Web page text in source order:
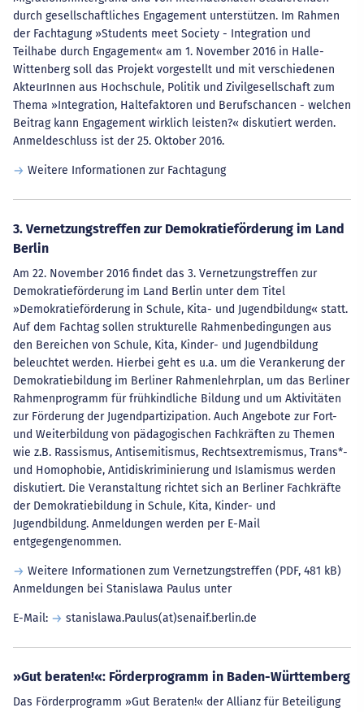
durch gesellschaftliches Engagement unterstützen. Im Rahmen
der Fachtagung »Students meet Society - Integration und
Teilhabe durch Engagement« am 1. November 2016 in Halle-
Wittenberg soll das Projekt vorgestellt und mit verschiedenen
AkteurInnen aus Hochschule, Politik und Zivilgesellschaft zum
Thema »Integration, Haltefaktoren und Berufschancen - welchen
Beitrag kann Engagement wirklich leisten?« diskutiert werden.
Anmeldeschluss ist der 25. Oktober 2016.
Weitere Informationen zur Fachtagung
3. Vernetzungstreffen zur Demokratieförderung im Land
Berlin
Am 22. November 2016 findet das 3. Vernetzungstreffen zur
Demokratieförderung im Land Berlin unter dem Titel
»Demokratieförderung in Schule, Kita- und Jugendbildung« statt.
Auf dem Fachtag sollen strukturelle Rahmenbedingungen aus
den Bereichen von Schule, Kita, Kinder- und Jugendbildung
beleuchtet werden. Hierbei geht es u.a. um die Verankerung der
Demokratiebildung im Berliner Rahmenlehrplan, um das Berliner
Rahmenprogramm für frühkindliche Bildung und um Aktivitäten
zur Förderung der Jugendpartizipation. Auch Angebote zur Fort-
und Weiterbildung von pädagogischen Fachkräften zu Themen
wie z.B. Rassismus, Antisemitismus, Rechtsextremismus, Trans*-
und Homophobie, Antidiskriminierung und Islamismus werden
diskutiert. Die Veranstaltung richtet sich an Berliner Fachkräfte
der Demokratiebildung in Schule, Kita, Kinder- und
Jugendbildung. Anmeldungen werden per E-Mail
entgegengenommen.
Weitere Informationen zum Vernetzungstreffen (PDF, 481 kB)
Anmeldungen bei Stanislawa Paulus unter
E-Mail: stanislawa.Paulus(at)senaif.berlin.de
»Gut beraten!«: Förderprogramm in Baden-Württemberg
Das Förderprogramm »Gut Beraten!« der Allianz für Beteiligung